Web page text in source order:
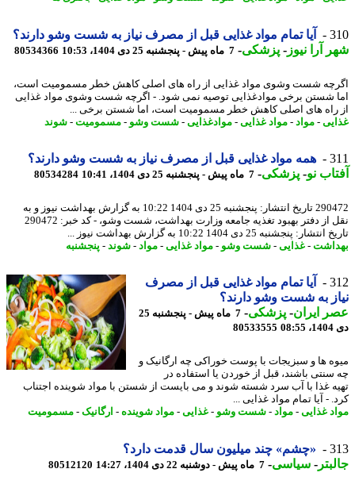
آیا تمام مواد غذایی قبل از مصرف نیاز به شست وشو دارند؟
آرا نیوز-پزشکی-7 ماه پیش - پنجشنبه 25 دی 1404، 10:53 80534366
شست وشوی مواد غذایی از راه های اصلی کاهش خطر مسمومیت است،
شستن برخی موادغذایی توصیه نمی شود. - اگرچه شست وشوی مواد غذایی
راه های اصلی کاهش خطر مسمومیت است، اما شستن برخی ...
- مواد -مواد غذایی- موادغذایی- شست وشو -مسمومیت-شوند
همه مواد غذایی قبل از مصرف نیاز به شست وشو دارند؟
نو- پزشکی-7 ماه پیش - پنجشنبه 25 دی 1404، 10:41 80534284
290472 تاریخ انتشار: پنجشنبه 25 دی 1404 10:22 به گزارش بهداشت نیوز و به
نقل از دفتر بهبود تغذیه جامعه وزارت بهداشت، شست وشو، - کد خبر: 290472
پنجشنبه 25 دی 1404 10:22 به گزارش بهداشت نیوز ...
-غذایی- شست وشو -مواد غذایی- مواد -شوند-پنجشنبه
آیا تمام مواد غذایی قبل از مصرف
به شست وشو دارند؟
ایران- پزشکی-
7 ماه پیش - پنجشنبه 25
80533555
ها و سبزیجات با پوست خوراکی چه ارگانیک و
باشند، قبل از خوردن یا استفاده در
غذا با آب سرد شسته شوند و می بایست از شستن با مواد شوینده اجتناب
- آیا تمام مواد غذایی ...
غذایی- مواد -شست وشو -غذایی- مواد شوینده-ارگانیک-مسمومیت
«چشم» چند میلیون سال قدمت دارد؟
-سیاسی-7 ماه پیش - دوشنبه 22 دی 1404، 14:27 80512120